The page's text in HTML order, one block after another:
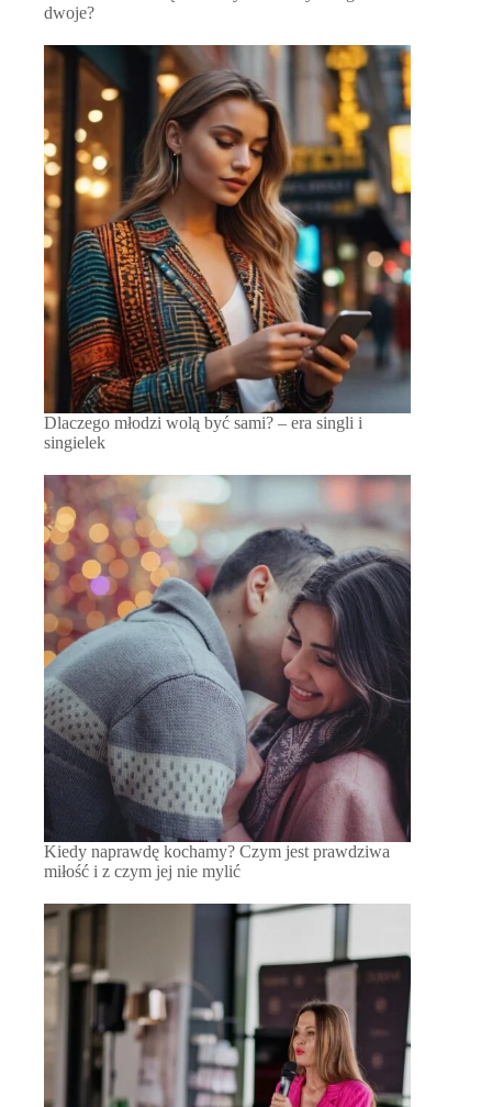
dwoje?
Dlaczego młodzi wolą być sami? – era singli i
singielek
Kiedy naprawdę kochamy? Czym jest prawdziwa
miłość i z czym jej nie mylić